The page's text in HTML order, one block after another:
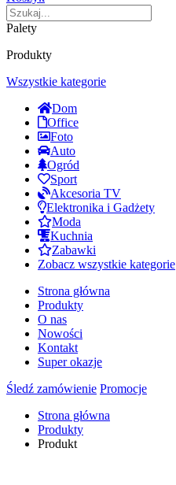
Palety
Produkty
Wszystkie kategorie
Dom
Office
Foto
Auto
Ogród
Sport
Akcesoria TV
Elektronika i Gadżety
Moda
Kuchnia
Zabawki
Zobacz wszystkie kategorie
Strona główna
Produkty
O nas
Nowości
Kontakt
Super okazje
Śledź zamówienie Promocje
Strona główna
Produkty
Produkt